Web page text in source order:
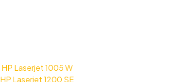
HP Laserjet 1005 W
HP Laserjet 1200 SE